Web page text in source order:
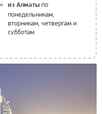
из Алматы по
понедельникам,
вторникам, четвергам и
субботам.